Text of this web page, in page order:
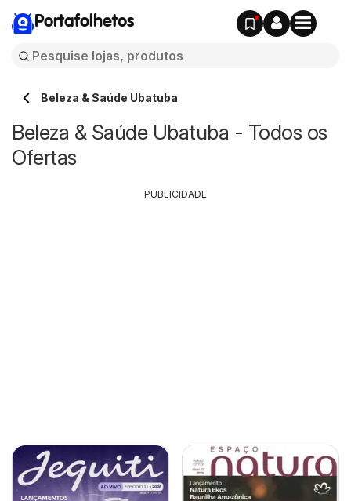
Portafolhetos
Beleza & Saúde Ubatuba
Beleza & Saúde Ubatuba - Todos os
Ofertas
PUBLICIDADE